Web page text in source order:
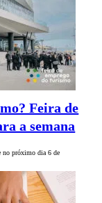
Feira de
a semana
no próximo dia 6 de